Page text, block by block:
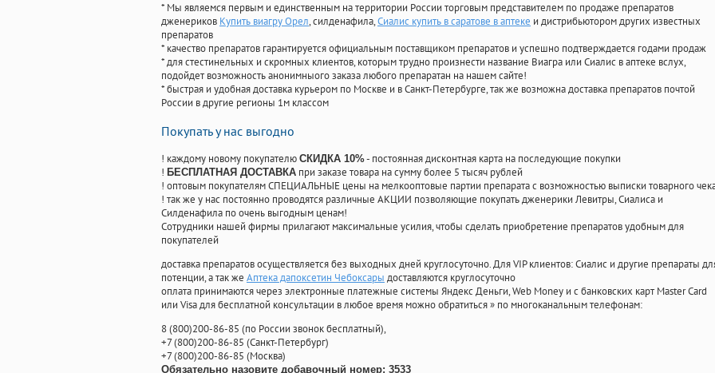
* Мы являемся первым и единственным на территории России торговым представителем по продаже препаратов
дженериков Купить виагру Орел, силденафила,Сиалис купить в саратове в аптеке и дистрибьютором других известных
препаратов
* качество препаратов гарантируется официальным поставщиком препаратов и успешно подтверждается годами продаж
* для стестинельных и скромных клиентов, которым трудно произнести название Виагра или Сиалис в аптеке вслух,
подойдет возможность анонимныого заказа любого препаратан на нашем сайте!
* быстрая и удобная доставка курьером по Москве и в Санкт-Петербурге, так же возможна доставка препаратов почтой
России в другие регионы 1м классом
Покупать у нас выгодно
! каждому новому покупателю СКИДКА 10%- постоянная дисконтная карта на последующие покупки
! БЕСПЛАТНАЯ ДОСТАВКА при заказе товара на сумму более 5 тысяч рублей
! оптовым покупателям СПЕЦИАЛЬНЫЕ цены на мелкооптовые партии препарата с возможностью выписки товарного
! так же у нас постоянно проводятся различные АКЦИИ позволяющие покупать дженерики Левитры, Сиалиса и
Силденафила по очень выгодным ценам!
Cотрудники нашей фирмы прилагают максимальные усилия, чтобы сделать приобретение препаратов удобным для
покупателей
доставка препаратов осуществляется без выходных дней круглосуточно. Для VIP клиентов: Сиалис и другие препараты
потенции, а так же Аптека дапоксетин Чебоксары доставляются круглосуточно
оплата принимаются через электронные платежные системы Яндекс Деньги, Web Money и с банковских карт Master Card
или Visa для бесплатной консультации в любое время можно обратиться» по многоканальным телефонам:
8(800)200-86-85 (по России звонок бесплатный),
+7(800)200-86-85 (Санкт-Петербург)
+7(800)200-86-85 (Москва)
Обязательно назовите добавочный номер: 3533